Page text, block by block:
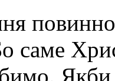
повинно
саме